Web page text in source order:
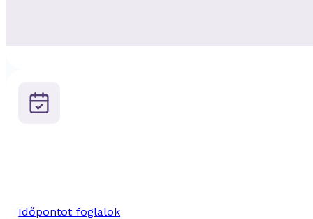
Időpontot foglalok